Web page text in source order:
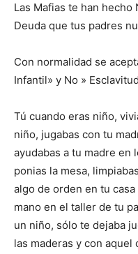
Las Mafias te han hecho
Deuda que tus padres
Con normalidad se
Infantil» y No »
Tú cuando eras niño,
niño, jugabas con tu
ayudabas a tu madre en
ponias la mesa,
algo de orden en tu
mano en el taller de tu
un niño, sólo te dejaba
las maderas y con